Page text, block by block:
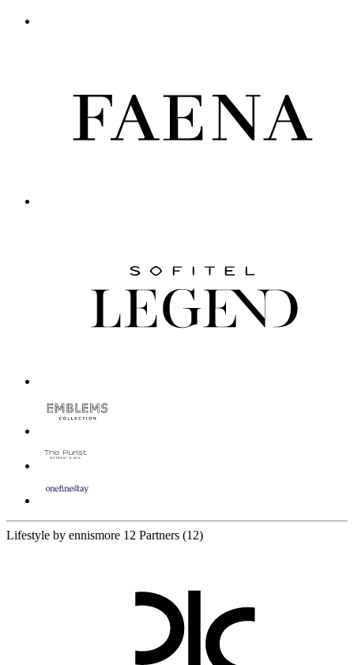
Lifestyle by ennismore 12 Partners (12)